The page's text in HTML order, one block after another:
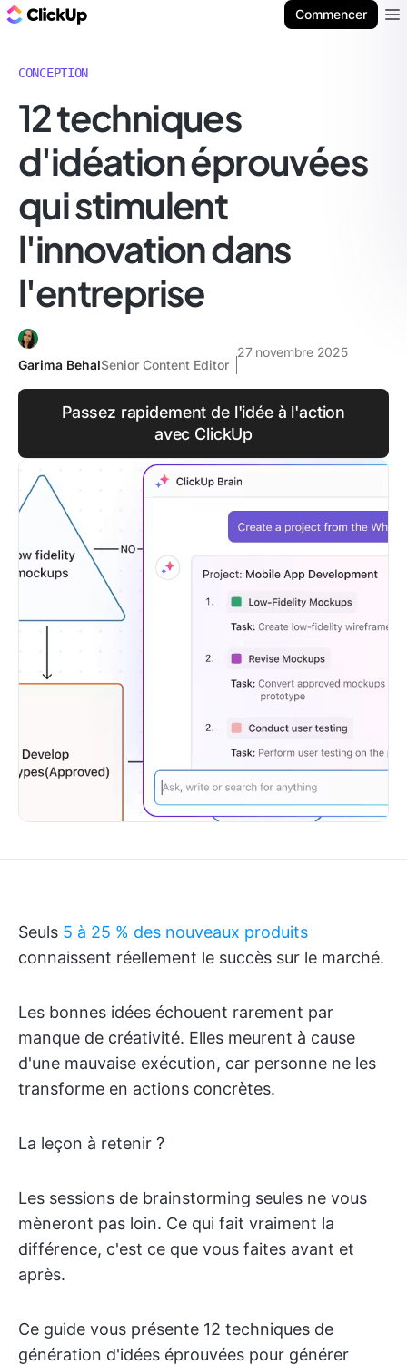
Commencer
CONCEPTION
12 techniques
d'idéation éprouvées
qui stimulent
l'innovation dans
l'entreprise
Garima BehalSenior Content Editor
27 novembre 2025
Passez rapidement de l'idée à l'action
avec ClickUp
Seuls 5 à 25 % des nouveaux produits
connaissent réellement le succès sur le marché.
Les bonnes idées échouent rarement par
manque de créativité. Elles meurent à cause
d'une mauvaise exécution, car personne ne les
transforme en actions concrètes.
La leçon à retenir ?
Les sessions de brainstorming seules ne vous
mèneront pas loin. Ce qui fait vraiment la
différence, c'est ce que vous faites avant et
après.
Ce guide vous présente 12 techniques de
génération d'idées éprouvées pour générer